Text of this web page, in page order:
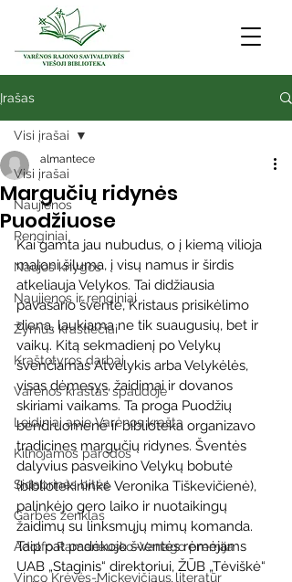
Įrašas
Visi įrašai
Naujienos
Renginiai
Naujos knygos
Naujienos ir renginiai
Žymūs kraštiečiai
Kraštotyros darbai
Varėnos kraštas spaudoje
Leidiniai apie Varėnos kraštą
Kilnojamos parodos
Sidabrinės bitės
Garbės ženklas
Adolfo Ramanausko–Vanago premija
Vinco Krėvės-Mickevičiaus literatūr
Visi įrašai
Margučių ridynės
Puodžiuose
almantece
Kai gamta jau nubudus, o į kiemą vilioja
maloni šiluma, į visų namus ir širdis
atkeliauja Velykos. Tai didžiausia
pavasario šventė, Kristaus prisikėlimo
diena, laukiama ne tik suaugusių, bet ir
vaikų. Kitą sekmadienį po Velykų
švenčiamas Atvelykis arba Velykėlės,
visas dėmesys, žaidimai ir dovanos
skiriami vaikams. Ta proga Puodžių
bendruomenė ir biblioteka organizavo
tradicines margučių ridynes. Šventės
dalyvius pasveikino Velykų bobutė
(bibliotekininkė Veronika Tiškevičienė),
palinkėjo gero laiko ir nuotaikingų
žaidimų su linksmųjų mimų komanda.
Taip pat padėkojo šventės rėmėjams
UAB „Staginis“ direktoriui, ŽŪB „Tėviškė“